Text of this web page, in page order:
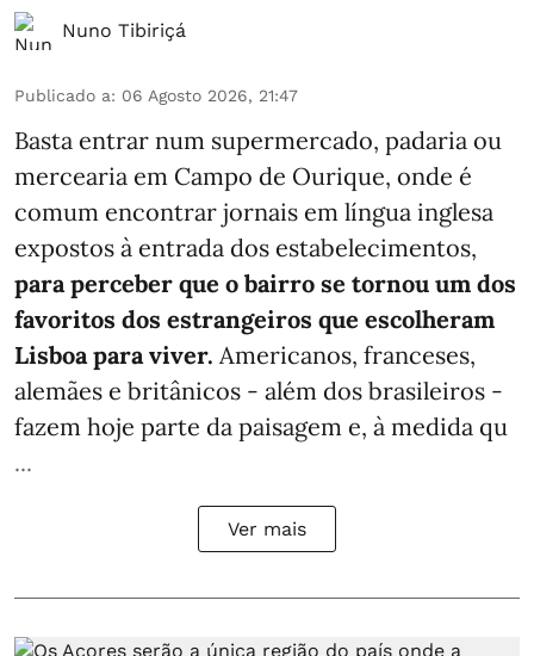
Nuno Tibiriçá
Publicado a: 06 Agosto 2026, 21:47
Basta entrar num supermercado, padaria ou
mercearia em Campo de Ourique, onde é
comum encontrar jornais em língua inglesa
expostos à entrada dos estabelecimentos,
para perceber que o bairro se tornou um dos
favoritos dos estrangeiros que escolheram
Lisboa para viver. Americanos, franceses,
alemães e britânicos - além dos brasileiros -
fazem hoje parte da paisagem e, à medida qu
...
Ver mais